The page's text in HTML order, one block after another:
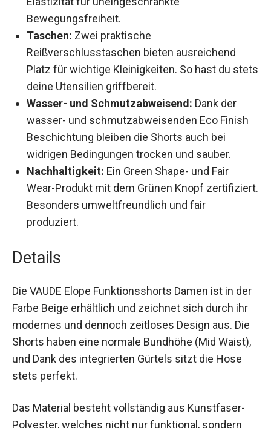
hohe Elastizität für uneingeschränkte
Bewegungsfreiheit.
Taschen: Zwei praktische
Reißverschlusstaschen bieten ausreichend
Platz für wichtige Kleinigkeiten. So hast du
stets deine Utensilien griffbereit.
Wasser- und Schmutzabweisend: Dank der
wasser- und schmutzabweisenden Eco Finish
Beschichtung bleiben die Shorts auch bei
widrigen Bedingungen trocken und sauber.
Nachhaltigkeit: Ein Green Shape- und Fair
Wear-Produkt mit dem Grünen Knopf
zertifiziert. Besonders umweltfreundlich und
fair produziert.
Details
Die VAUDE Elope Funktionsshorts Damen ist in
der Farbe Beige erhältlich und zeichnet sich
durch ihr modernes und dennoch zeitloses
Design aus. Die Shorts haben eine normale
Bundhöhe (Mid Waist), und Dank des integrierten
Gürtels sitzt die Hose stets perfekt.
Das Material besteht vollständig aus Kunstfaser-